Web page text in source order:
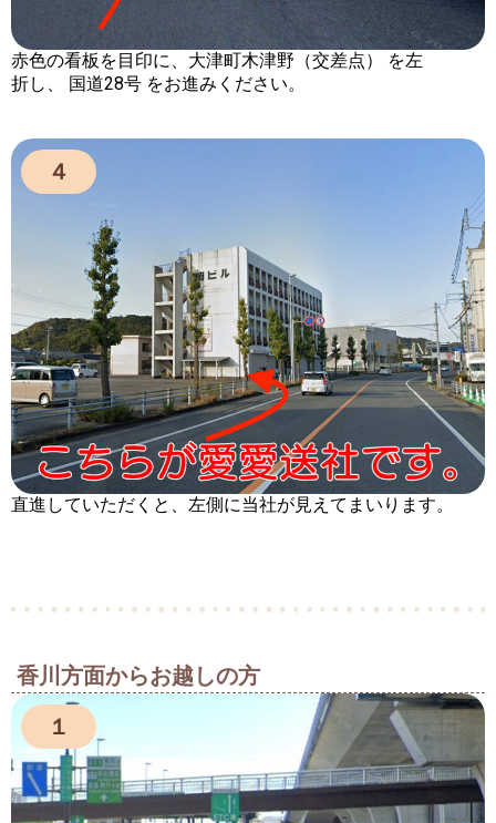
赤色の看板を目印に、大津町木津野（交差点） を左
折し、 国道28号 をお進みください。
４
直進していただくと、左側に当社が見えてまいります。
香川方面からお越しの方
１